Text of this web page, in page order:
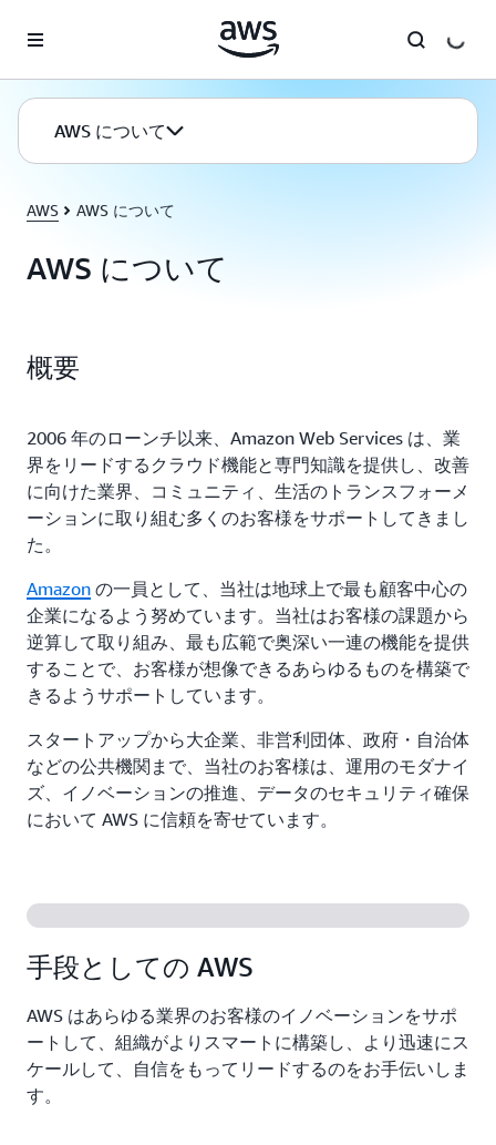
AWS について
AWS AWS について
AWS について
概要
2006 年のローンチ以来、Amazon Web Services は、業
界をリードするクラウド機能と専門知識を提供し、改善
に向けた業界、コミュニティ、生活のトランスフォーメ
ーションに取り組む多くのお客様をサポートしてきまし
た。
Amazon の一員として、当社は地球上で最も顧客中心の
企業になるよう努めています。当社はお客様の課題から
逆算して取り組み、最も広範で奥深い一連の機能を提供
することで、お客様が想像できるあらゆるものを構築で
きるようサポートしています。
スタートアップから大企業、非営利団体、政府・自治体
などの公共機関まで、当社のお客様は、運用のモダナイ
ズ、イノベーションの推進、データのセキュリティ確保
において AWS に信頼を寄せています。
手段としての AWS
AWS はあらゆる業界のお客様のイノベーションをサポ
ートして、組織がよりスマートに構築し、より迅速にス
ケールして、自信をもってリードするのをお手伝いしま
す。